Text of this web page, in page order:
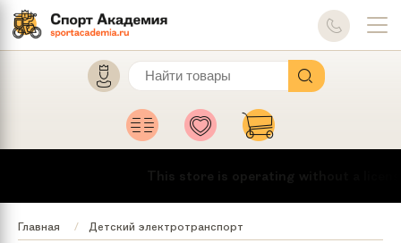
This store is operating without a
Главная Детский электротранспорт